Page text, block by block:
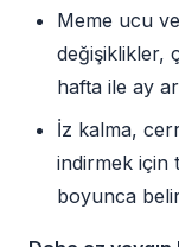
Meme ucu
değişiklikler,
hafta ile ay
İz kalma,
indirmek için
boyunca